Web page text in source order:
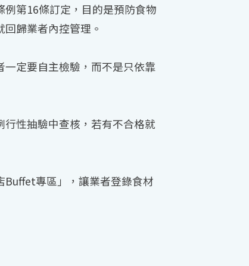
第16條訂定，目的是預防食物
歸業者內控管理。
定要自主檢驗，而不是只依靠
性抽驗中查核，若有不合格就
Buffet專區」，讓業者登錄食材